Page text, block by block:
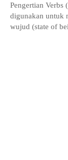
Pengertian Verbs
digunakan untuk
wujud (state of